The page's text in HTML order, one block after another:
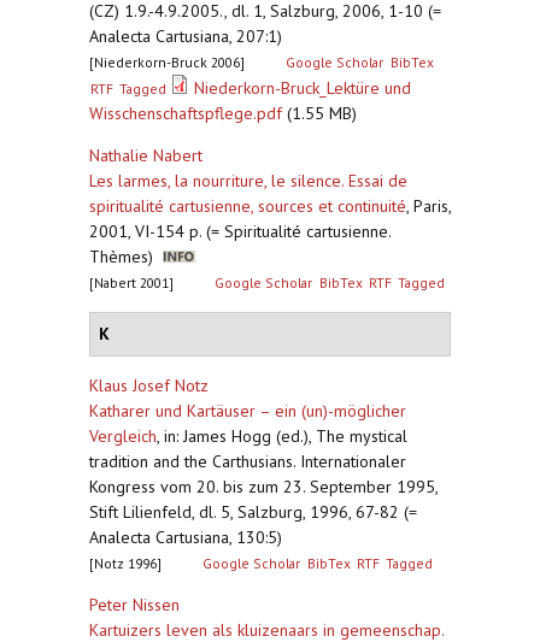
(CZ) 1.9.-4.9.2005., dl. 1, Salzburg, 2006, 1-10 (=
Analecta Cartusiana, 207:1)
[Niederkorn-Bruck 2006] Google Scholar BibTex
RTF Tagged
Niederkorn-Bruck_Lektüre und
Wisschenschaftspflege.pdf(1.55 MB)
Nathalie Nabert
Les larmes, la nourriture, le silence. Essai de
spiritualité cartusienne, sources et continuité, Paris,
2001, VI-154 p. (= Spiritualité cartusienne.
Thèmes)
[Nabert 2001] Google Scholar BibTex RTF Tagged
K
Klaus Josef Notz
Katharer und Kartäuser – ein (un)-möglicher
Vergleich, in: James Hogg (ed.), The mystical
tradition and the Carthusians. Internationaler
Kongress vom 20. bis zum 23. September 1995,
Stift Lilienfeld, dl. 5, Salzburg, 1996, 67-82 (=
Analecta Cartusiana, 130:5)
[Notz 1996] Google Scholar BibTex RTF Tagged
Peter Nissen
Kartuizers leven als kluizenaars in gemeenschap.